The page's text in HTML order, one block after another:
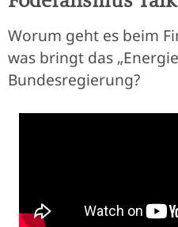
Worum geht es beim
was bringt das
Bundesregierung?